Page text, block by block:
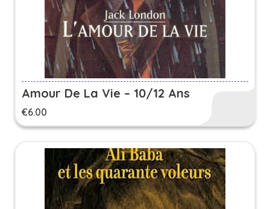
Amour De La Vie – 10/12 Ans
€6.00